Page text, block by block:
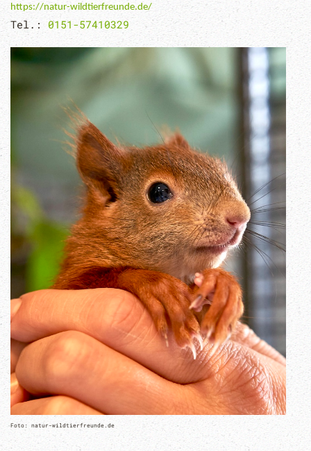
https://natur-wildtierfreunde.de/
Tel.: 0151-57410329
Foto: natur-wildtierfreunde.de